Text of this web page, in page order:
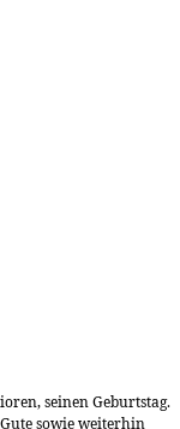
seinen Geburtstag.
sowie weiterhin